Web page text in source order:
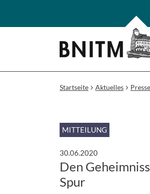
Startseite Aktuelles
MITTEILUNG
30.06.2020
Den
Spur